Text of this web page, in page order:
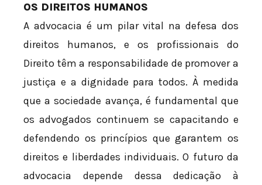
OS DIREITOS HUMANOS
A advocacia é um pilar vital na defesa dos
direitos humanos, e os profissionais do
Direito têm a responsabilidade de promover a
justiça e a dignidade para todos. À medida
que a sociedade avança, é fundamental que
os advogados continuem se capacitando e
defendendo os princípios que garantem os
direitos e liberdades individuais. O futuro da
advocacia depende dessa dedicação à